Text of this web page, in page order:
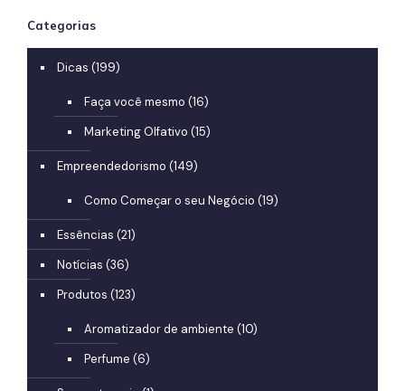
Categorias
Dicas (199)
Faça você mesmo (16)
Marketing Olfativo (15)
Empreendedorismo (149)
Como Começar o seu Negócio (19)
Essências (21)
Notícias (36)
Produtos (123)
Aromatizador de ambiente (10)
Perfume (6)